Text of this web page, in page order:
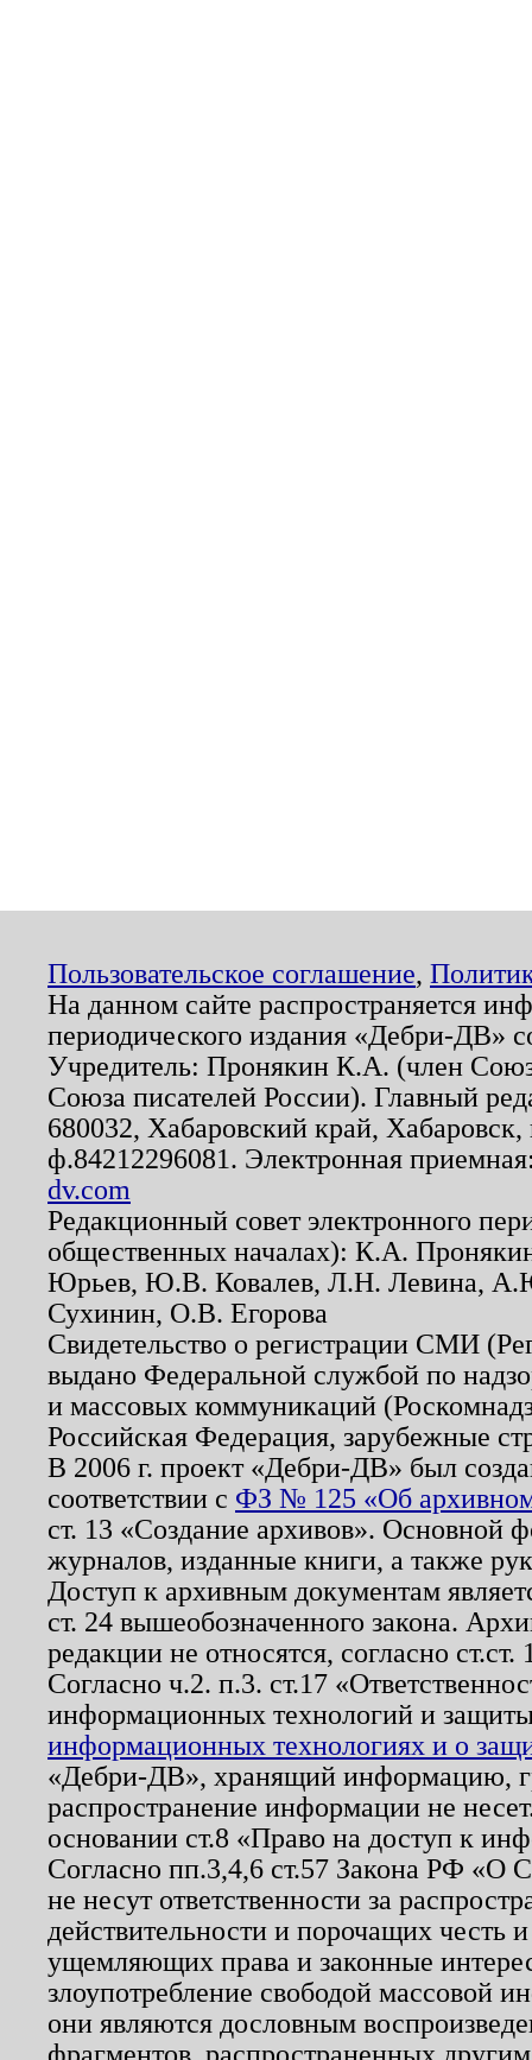
Пользовательское соглашение,
На данном сайте распространяется
периодического издания «Дебри-ДВ»
Учредитель: Пронякин К.А. (член
Союза писателей России). Главный
680032, Хабаровский край,
ф.84212296081. Электронная
dv.com
Редакционный совет электронного
общественных началах): К.А.
Юрьев, Ю.В. Ковалев, Л.Н. Левина,
Сухинин, О.В. Егорова
Свидетельство о регистрации СМИ
выдано Федеральной службой по
и массовых коммуникаций
Российская Федерация, зарубежные
В 2006 г. проект «Дебри-ДВ» был
соответствии с ФЗ № 125 «Об
ст. 13 «Создание архивов». Основной
журналов, изданные книги, а также
Доступ к архивным документам
ст. 24 вышеобозначенного закона.
редакции не относятся, согласно
Согласно ч.2. п.3. ст.17
информационных технологий и
информационных технологиях и о
«Дебри-ДВ», хранящий информацию,
распространение информации не
основании ст.8 «Право на доступ к
Согласно пп.3,4,6 ст.57 Закона РФ «О
не несут ответственности за
действительности и порочащих честь
ущемляющих права и законные
злоупотребление свободой массовой
они являются дословным
фрагментов, распространенных